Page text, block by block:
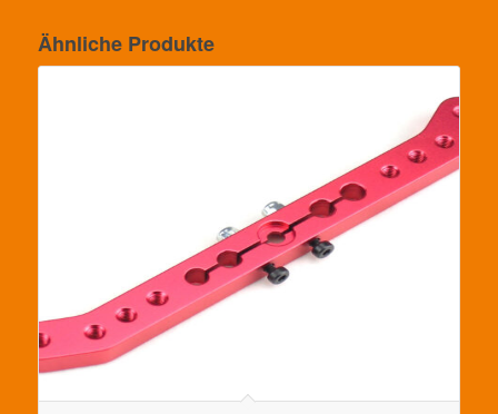
Ähnliche Produkte